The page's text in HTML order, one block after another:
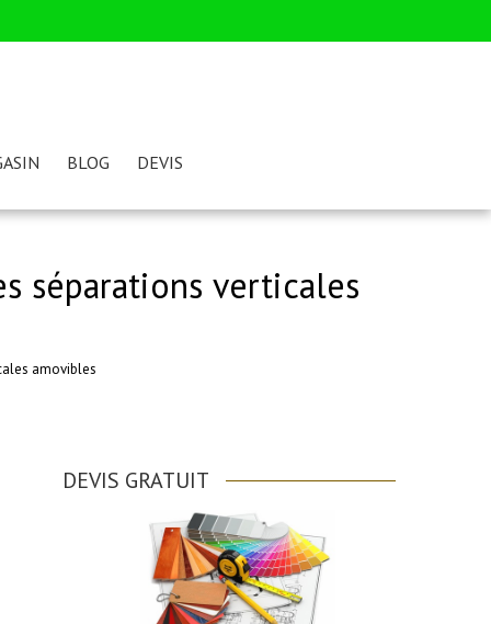
BLOG DEVIS
séparations verticales
amovibles
DEVIS GRATUIT